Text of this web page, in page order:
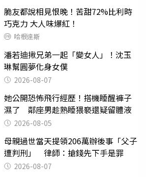
脆友都說相見恨晚！苦甜72%比利時
巧克力 大人味爆紅！
哈根達斯
潘若迪揪兄弟一起「變女人」！沈玉
琳幫圓夢化身女僕
2026-08-07
她公開恐怖飛行經歷！搭機睡醒褲子
濕了 鄰座男趁熟睡猥褻還疑留體液
2026-08-05
母親過世當天提領206萬辦後事「父子
遭判刑」 律師：搶錢先下手是罪
2026-08-07